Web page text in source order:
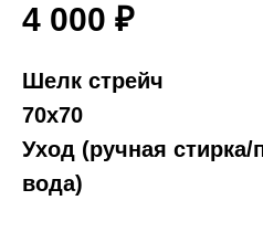
4 000 ₽
Шелк стрейч
70х70
Уход (ручная стирка/
вода)